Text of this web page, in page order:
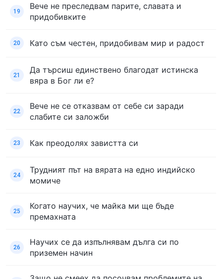
19
Вече не преследвам парите, славата и
придобивките
20 Като съм честен, придобивам мир и радост
21
Да търсиш единствено благодат истинска
вяра в Бог ли е?
22
Вече не се отказвам от себе си заради
слабите си заложби
23 Как преодолях завистта си
24
Трудният път на вярата на едно индийско
момиче
25
Когато научих, че майка ми ще бъде
премахната
26
Научих се да изпълнявам дълга си по
приземен начин